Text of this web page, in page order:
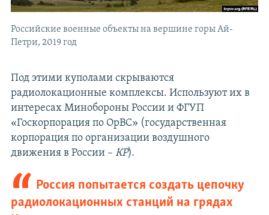
Российские военные объекты на вершине горы Ай-
Петри, 2019 год
Под этими куполами скрываются
радиолокационные комплексы. Используют их в
интересах Минобороны России и ФГУП
«Госкорпорация по ОрВС» (государственная
корпорация по организации воздушного
движения в России – КР).
Россия попытается создать цепочку
радиолокационных станций на грядах